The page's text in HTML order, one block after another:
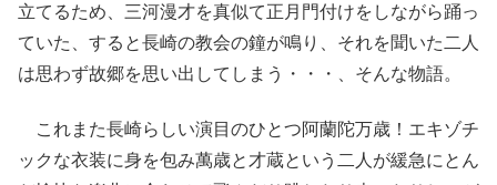
立てるため、三河漫才を真似て正月門付けをしながら踊っ
ていた、すると長崎の教会の鐘が鳴り、それを聞いた二人
は思わず故郷を思い出してしまう・・・、そんな物語。
これまた長崎らしい演目のひとつ阿蘭陀万歳！エキゾチ
ックな衣装に身を包み萬歳と才蔵という二人が緩急にとん